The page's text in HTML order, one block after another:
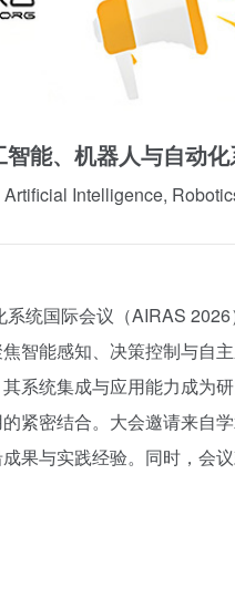
智能、机器人与自动
Intelligence,
统国际会议（AIRAS
智能感知、决策控制与自
系统集成与应用能力成为
紧密结合。大会邀请来自
果与实践经验。同时，会